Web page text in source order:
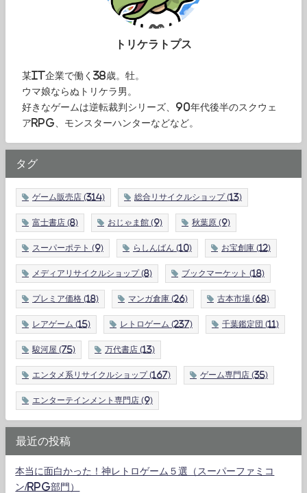
トリケラトプス
某IT企業で働く38歳。牡。
ウマ娘ならぬトリケラ男。
好きなゲームは逆転裁判シリーズ、90年代後半のスクウェ
アRPG、モンスターハンターなどなど。
タグ
ゲーム販売店 (314) 総合リサイクルショップ (13)
富士書店 (8) おじゃま館 (9) 秋葉原 (9)
スーパーポテト (9) らしんばん (10) お宝創庫 (12)
メディアリサイクルショップ (8) ブックマーケット (18)
プレミア価格 (18) マンガ倉庫 (26) 古本市場 (68)
レアゲーム (15) レトロゲーム (237) 千葉鑑定団 (11)
駿河屋 (75) 万代書店 (13)
エンタメ系リサイクルショップ (167) ゲーム専門店 (35)
エンターテインメント専門店 (9)
最近の投稿
本当に面白かった！神レトロゲーム５選（スーパーファミコ
ン/RPG部門）